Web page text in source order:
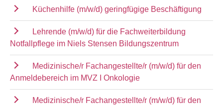
Küchenhilfe (m/w/d) geringfügige Beschäftigung
Lehrende (m/w/d) für die Fachweiterbildung
Notfallpflege im Niels Stensen Bildungszentrum
Medizinische/r Fachangestellte/r (m/w/d) für den
Anmeldebereich im MVZ I Onkologie
Medizinische/r Fachangestellte/r (m/w/d) für den